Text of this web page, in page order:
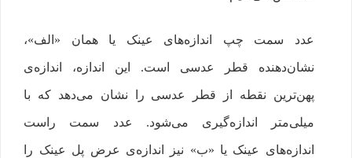
عدد سمت چپ اندازه‌های عینک یا همان «الف»،
نشان‌دهنده قطر عدسی است. این اندازه، اندازه‌ی
پهن‌ترین نقطه از قطر عدسی را نشان می‌دهد که با
میلی‌متر اندازه‌گیری می‌شود. عدد سمت راست
اندازه‌های عینک یا «ب» نیز اندازه‌ی عرض پل عینک را